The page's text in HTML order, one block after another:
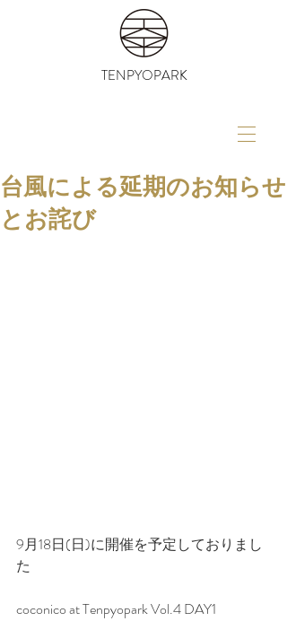
TENPYOPARK
台風による延期のお知らせ
とお詫び
9月18日(日)に開催を予定しておりまし
た
coconico at Tenpyopark Vol.4 DAY1